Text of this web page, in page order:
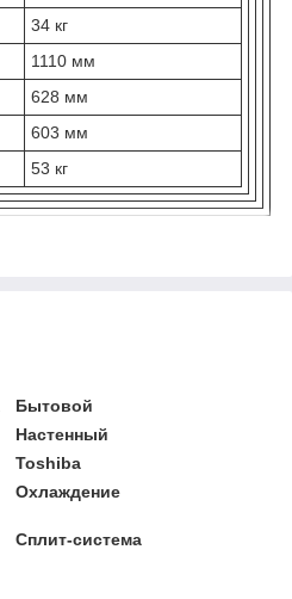
34 кг
1110 мм
628 мм
603 мм
53 кг
Бытовой
Настенный
Toshiba
Охлаждение
Сплит-система